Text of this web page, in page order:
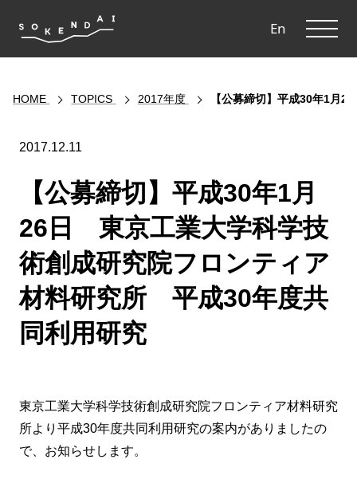
En
HOME TOPICS 2017年度 【公募締切】平成30年1月
2017.12.11
【公募締切】平成30年1月
26日 東京工業大学科学技
術創成研究院フロンティア
材料研究所 平成30年度共
同利用研究
東京工業大学科学技術創成研究院フロンティア材料研究
所より平成30年度共同利用研究の案内がありましたの
で、お知らせします。